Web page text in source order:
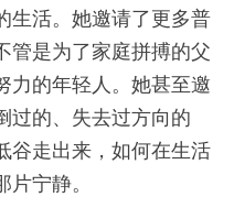
生活。她邀请了更多普
管是为了家庭拼搏的父
力的年轻人。她甚至邀
过的、失去过方向的
谷走出来，如何在生活
宁静。